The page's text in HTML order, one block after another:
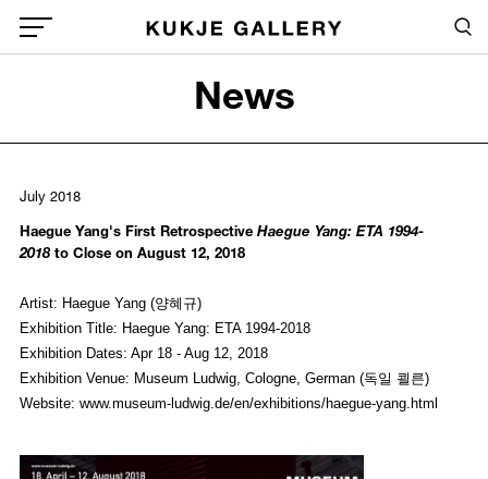
Skip to main content
Global Menu Open Button
News
July 2018
Haegue Yang's First RetrospectiveHaegue Yang: ETA 1994-
2018to Close on August 12, 2018
Artist: Haegue Yang (양혜규)
Exhibition Title: Haegue Yang: ETA 1994-2018
Exhibition Dates: Apr 18 - Aug 12, 2018
Exhibition Venue: Museum Ludwig, Cologne, German (독일 쾰른)
Website: www.museum-ludwig.de/en/exhibitions/haegue-yang.html